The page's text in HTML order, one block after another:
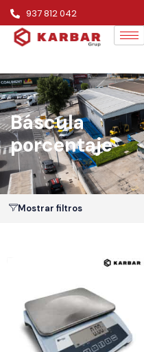
937 812 042
Báscula
porcentaje
Mostrar filtros